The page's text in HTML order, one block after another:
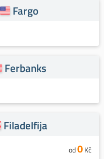
Fargo
Ferbanks
Filadelfija
od0Kč